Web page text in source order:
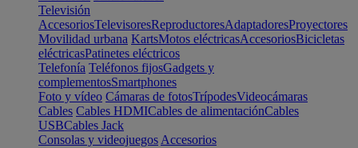
Televisión
AccesoriosTelevisoresReproductoresAdaptadoresProyectores
Movilidad urbana KartsMotos eléctricasAccesoriosBicicletas
eléctricasPatinetes eléctricos
Telefonía Teléfonos fijosGadgets y
complementosSmartphones
Foto y vídeo Cámaras de fotosTrípodesVideocámaras
Cables Cables HDMICables de alimentaciónCables
USBCables Jack
Consolas y videojuegos Accesorios